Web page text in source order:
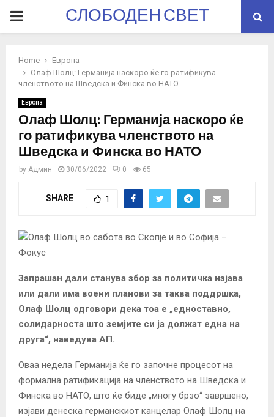
PRIMARYСЛОБОДЕН СВЕТ
Home
Европа
Олаф Шолц: Германија наскоро ќе го ратификува
членството на Шведска и Финска во НАТО
Европа
Олаф Шолц: Германија наскоро ќе
го ратификува членството на
Шведска и Финска во НАТО
by Админ 30/06/2022 0 65
SHARE 1
Запрашан дали станува збор за политичка изјава
или дали има воени планови за таква поддршка,
Олаф Шолц одговори дека тоа е „едноставно,
солидарноста што земјите си ја должат една на
друга“, наведува АП.
Оваа недела Германија ќе го започне процесот на
формална ратификација на членството на Шведска и
Финска во НАТО, што ќе биде „многу брзо“ завршено,
изјави денеска германскиот канцелар Олаф Шолц на